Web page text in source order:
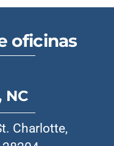
oficinas
NC
Charlotte,